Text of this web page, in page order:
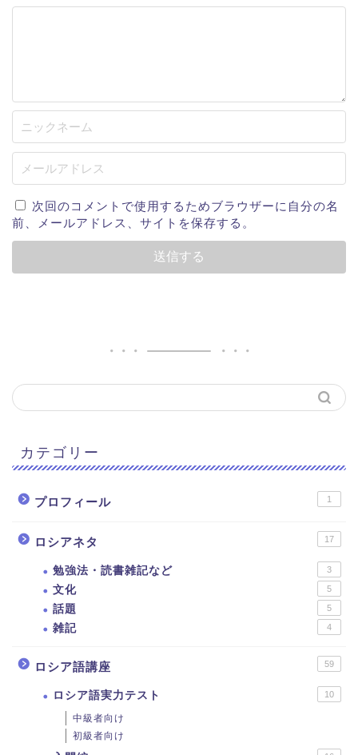
次回のコメントで使用するためブラウザーに自分の名
前、メールアドレス、サイトを保存する。
カテゴリー
プロフィール 1
ロシアネタ 17
勉強法・読書雑記など 3
文化 5
話題 5
雑記 4
ロシア語講座 59
ロシア語実力テスト 10
中級者向け
初級者向け